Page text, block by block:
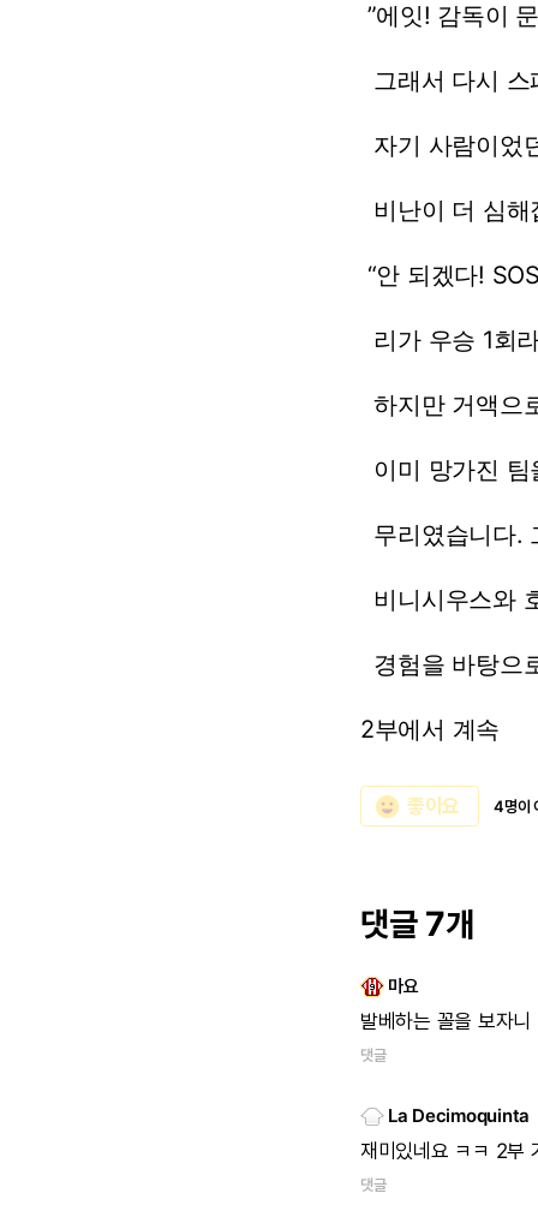
”에잇! 감독이
그래서 다시 스
자기 사람이었
비난이 더 심해
“안 되겠다!
리가 우승 1회
하지만 거액으
이미 망가진 팀
무리였습니다.
비니시우스와
경험을 바탕으
2부에서 계속
emoji_emotions 좋아요 4명이
댓글 7개
마요
발베하는 꼴을 보자니
댓글
La Decimoquinta
재미있네요 ㅋㅋ 2부
댓글